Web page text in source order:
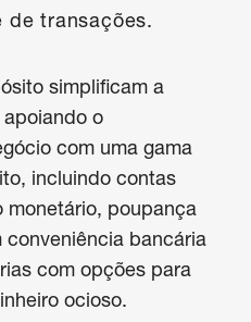
de transações.
simplificam a
o
com uma gama
incluindo contas
monetário, poupança
conveniência bancária
com opções para
ocioso.